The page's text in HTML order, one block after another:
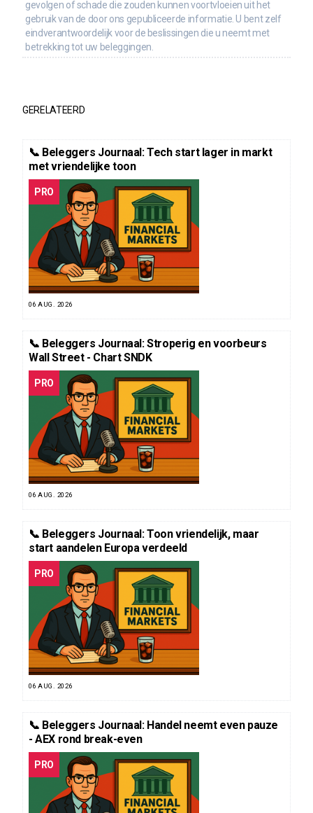
gevolgen of schade die zouden kunnen voortvloeien uit het
gebruik van de door ons gepubliceerde informatie. U bent zelf
eindverantwoordelijk voor de beslissingen die u neemt met
betrekking tot uw beleggingen.
GERELATEERD
📞 Beleggers Journaal: Tech start lager in markt
met vriendelijke toon
PRO
06 AUG. 2026
📞 Beleggers Journaal: Stroperig en voorbeurs
Wall Street - Chart SNDK
PRO
06 AUG. 2026
📞 Beleggers Journaal: Toon vriendelijk, maar
start aandelen Europa verdeeld
PRO
06 AUG. 2026
📞 Beleggers Journaal: Handel neemt even pauze
- AEX rond break-even
PRO